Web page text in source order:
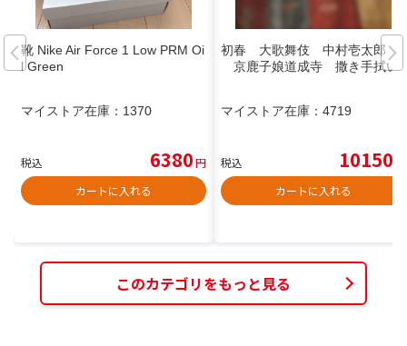
靴 Nike Air Force 1 Low PRM Oi
l Green
マイストア在庫： 1370
税込 6380円
カートに入れる
初春 大歌舞伎 中村壱太郎
京鹿子娘道成寺 撒き手拭い
マイストア在庫： 4719
税込 10150
カートに入れる
このカテゴリをもっと見る